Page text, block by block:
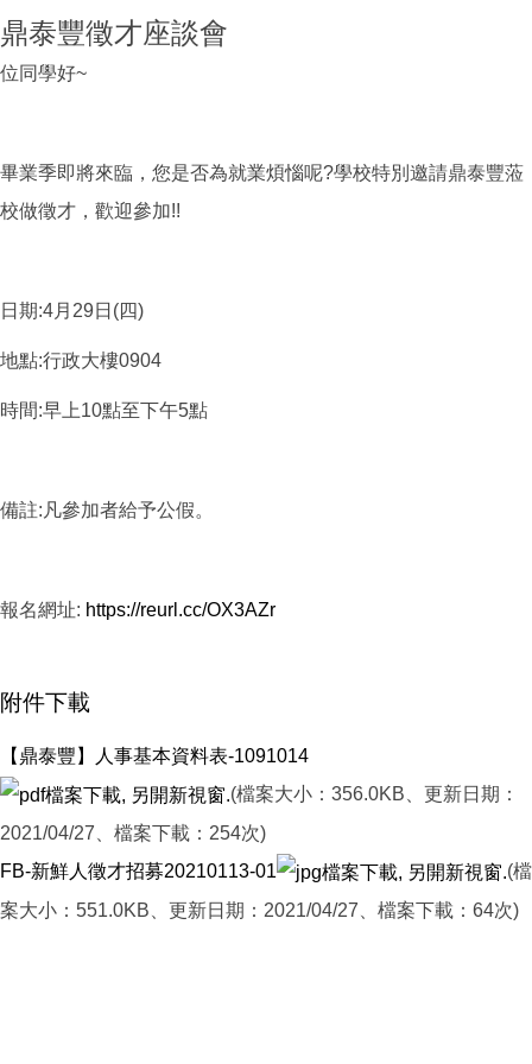
鼎泰豐徵才座談會
位同學好~
畢業季即將來臨，您是否為就業煩惱呢?學校特別邀請鼎泰豐蒞
校做徵才，歡迎參加!!
日期:4月29日(四)
地點:行政大樓0904
時間:早上10點至下午5點
備註:凡參加者給予公假。
報名網址: https://reurl.cc/OX3AZr
附件下載
【鼎泰豐】人事基本資料表-1091014
(檔案大小：356.0KB、更新日期：
2021/04/27、檔案下載：254次)
FB-新鮮人徵才招募20210113-01
(檔
案大小：551.0KB、更新日期：2021/04/27、檔案下載：64次)